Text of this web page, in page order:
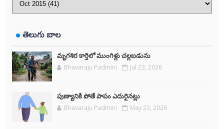
తెలుగు బాల
మృగశిర కార్తెలో ముంగిళ్లు చల్లబడును
Bhavaraju Padmini Jul 23, 2026
పుణ్యానికి పోతే పాపం ఎదురైనట్లు
Bhavaraju Padmini May 23, 2026